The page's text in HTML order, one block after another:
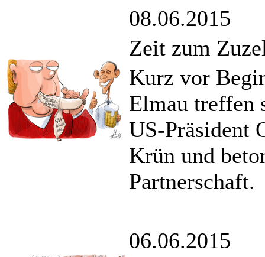
08.06.2015
Zeit zum
Kurz vor
Elmau treffen
US-Präsident
Krün und
Partnerschaft.
06.06.2015